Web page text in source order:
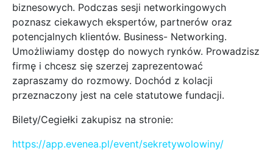
biznesowych. Podczas sesji networkingowych
poznasz ciekawych ekspertów, partnerów oraz
potencjalnych klientów. Business- Networking.
Umożliwiamy dostęp do nowych rynków. Prowadzisz
firmę i chcesz się szerzej zaprezentować
zapraszamy do rozmowy. Dochód z kolacji
przeznaczony jest na cele statutowe fundacji.
Bilety/Cegiełki zakupisz na stronie:
https://app.evenea.pl/event/sekretywolowiny/